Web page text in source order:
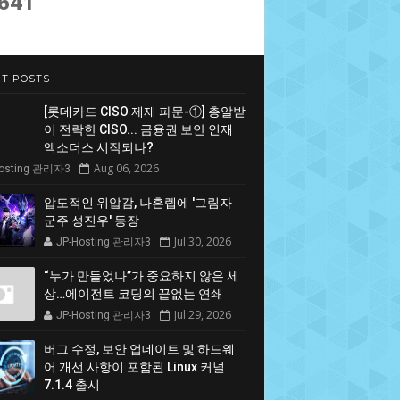
POSTS
[롯데카드 CISO 제재 파문-①] 총알받
이 전락한 CISO... 금융권 보안 인재
엑소더스 시작되나?
관리자3 Aug 06, 2026
압도적인 위압감, 나혼렙에 '그림자
군주 성진우' 등장
JP-Hosting 관리자3 Jul 30, 2026
“누가 만들었나”가 중요하지 않은 세
상…에이전트 코딩의 끝없는 연쇄
JP-Hosting 관리자3 Jul 29, 2026
버그 수정, 보안 업데이트 및 하드웨
어 개선 사항이 포함된 Linux 커널
7.1.4 출시